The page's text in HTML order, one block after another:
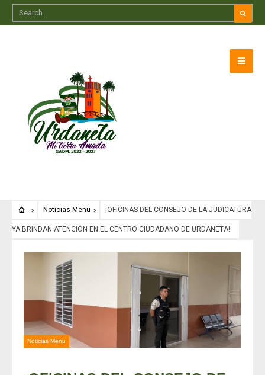
Noticias Menu ¡OFICINAS DEL CONSEJO DE LA JUDICATURA
YA BRINDAN ATENCIÓN EN EL CENTRO CIUDADANO DE URDANETA!
Noticias Menu